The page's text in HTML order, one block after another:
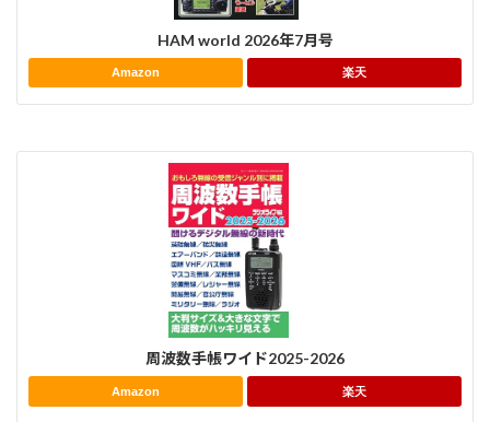
HAM world 2026年7月号
Amazon 楽天
周波数手帳ワイド2025-2026
Amazon 楽天